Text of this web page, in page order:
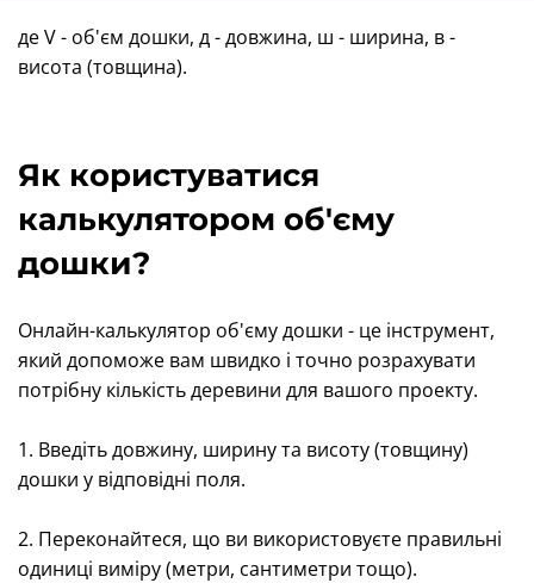
де V - об'єм дошки, д - довжина, ш - ширина, в -
висота (товщина).
Як користуватися
калькулятором об'єму
дошки?
Онлайн-калькулятор об'єму дошки - це інструмент,
який допоможе вам швидко і точно розрахувати
потрібну кількість деревини для вашого проекту.
1. Введіть довжину, ширину та висоту (товщину)
дошки у відповідні поля.
2. Переконайтеся, що ви використовуєте правильні
одиниці виміру (метри, сантиметри тощо).